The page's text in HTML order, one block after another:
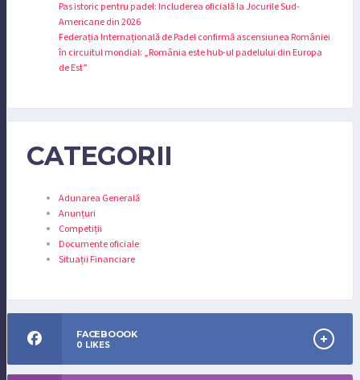
Pas istoric pentru padel: Includerea oficială la Jocurile Sud-
Americane din 2026
Federația Internațională de Padel confirmă ascensiunea României
în circuitul mondial: „România este hub-ul padelului din Europa
de Est”
CATEGORII
Adunarea Generală
Anunțuri
Competiții
Documente oficiale
Situații Financiare
FACEBOOOK
0 LIKES